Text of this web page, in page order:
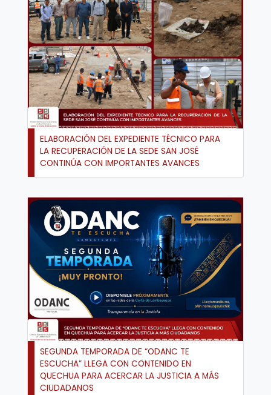
ELABORACIÓN DEL EXPEDIENTE TÉCNICO PARA
LA RECUPERACIÓN DE LA SEDE SAN JOSÉ
CONTINÚA CON IMPORTANTES AVANCES
SEGUNDA TEMPORADA DE “ODANC TE
ESCUCHA” LLEGA CON CONTENIDO EN
QUECHUA PARA ACERCAR LA JUSTICIA A MÁS
CIUDADANOS